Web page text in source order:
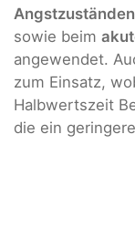
Angstzuständen
sowie beim
angewendet.
zum Einsatz,
Halbwertszeit
die ein